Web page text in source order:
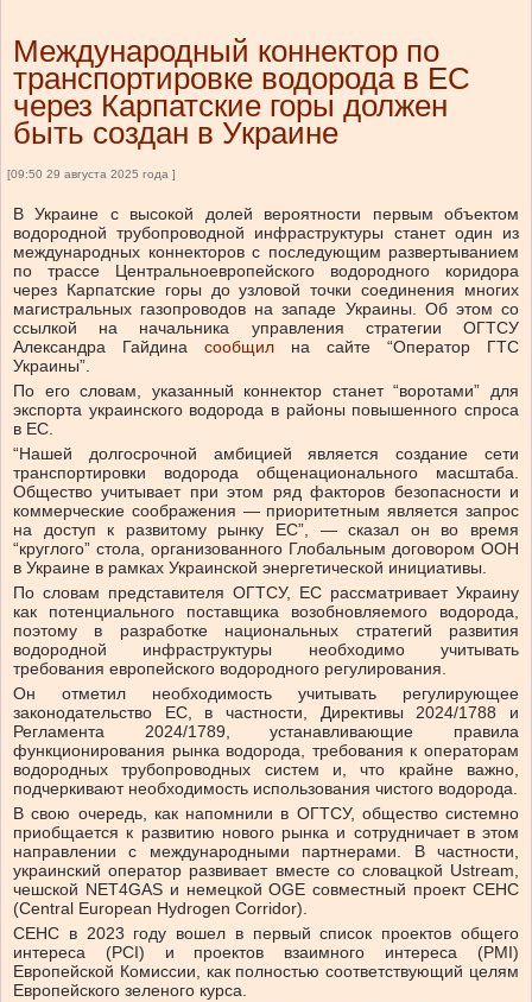
Международный коннектор по
транспортировке водорода в ЕС
через Карпатские горы должен
быть создан в Украине
[09:50 29 августа 2025 года ]
В Украине с высокой долей вероятности первым объектом
водородной трубопроводной инфраструктуры станет один из
международных коннекторов с последующим развертыванием
по трассе Центральноевропейского водородного коридора
через Карпатские горы до узловой точки соединения многих
магистральных газопроводов на западе Украины. Об этом со
ссылкой на начальника управления стратегии ОГТСУ
Александра Гайдина сообщил на сайте “Оператор ГТС
Украины”.
По его словам, указанный коннектор станет “воротами” для
экспорта украинского водорода в районы повышенного спроса
в ЕС.
“Нашей долгосрочной амбицией является создание сети
транспортировки водорода общенационального масштаба.
Общество учитывает при этом ряд факторов безопасности и
коммерческие соображения — приоритетным является запрос
на доступ к развитому рынку ЕС”, — сказал он во время
“круглого” стола, организованного Глобальным договором ООН
в Украине в рамках Украинской энергетической инициативы.
По словам представителя ОГТСУ, ЕС рассматривает Украину
как потенциального поставщика возобновляемого водорода,
поэтому в разработке национальных стратегий развития
водородной инфраструктуры необходимо учитывать
требования европейского водородного регулирования.
Он отметил необходимость учитывать регулирующее
законодательство ЕС, в частности, Директивы 2024/1788 и
Регламента 2024/1789, устанавливающие правила
функционирования рынка водорода, требования к операторам
водородных трубопроводных систем и, что крайне важно,
подчеркивают необходимость использования чистого водорода.
В свою очередь, как напомнили в ОГТСУ, общество системно
приобщается к развитию нового рынка и сотрудничает в этом
направлении с международными партнерами. В частности,
украинский оператор развивает вместе со словацкой Ustream,
чешской NET4GAS и немецкой OGE совместный проект СЕНС
(Central European Hydrogen Corridor).
СЕНС в 2023 году вошел в первый список проектов общего
интереса (PCI) и проектов взаимного интереса (PMI)
Европейской Комиссии, как полностью соответствующий целям
Европейского зеленого курса.